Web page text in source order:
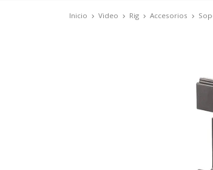
Inicio Video Rig Accesorios